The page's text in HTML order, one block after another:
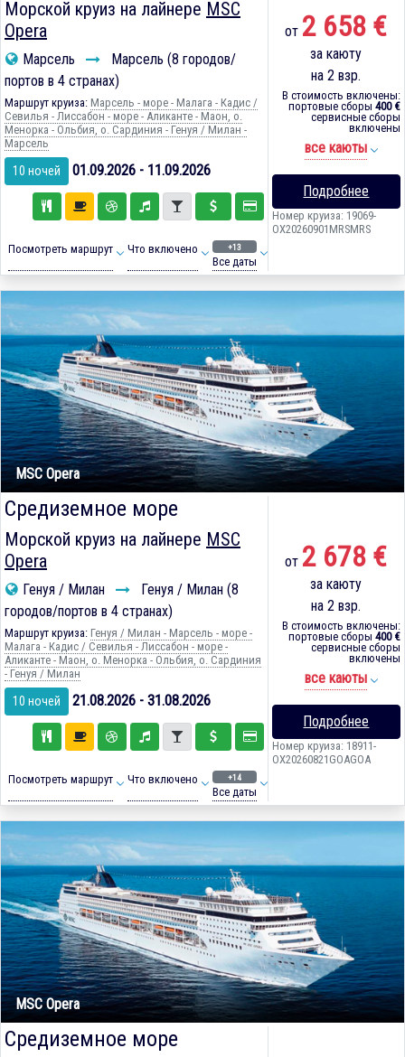
Морской круиз на лайнере MSC
Opera
Марсель
Марсель (8 городов/
портов в 4 странах)
Маршрут круиза: Марсель - море - Малага - Кадиc /
Севилья - Лиссабон - море - Аликанте - Маон, о.
Менорка - Ольбия, о. Сардиния - Генуя / Милан -
Марсель
10 ночей 01.09.2026 - 11.09.2026
Посмотреть маршрут Что включено +13
Все даты
от 2 658 €
за каюту
на 2 взр.
В стоимость включены:
портовые сборы 400 €
сервисные сборы
включены
все каюты
Подробнее
Номер круиза: 19069-
OX20260901MRSMRS
MSC Opera
Средиземное море
Морской круиз на лайнере MSC
Opera
Генуя / Милан
Генуя / Милан (8
городов/портов в 4 странах)
Маршрут круиза: Генуя / Милан - Марсель - море -
Малага - Кадиc / Севилья - Лиссабон - море -
Аликанте - Маон, о. Менорка - Ольбия, о. Сардиния
- Генуя / Милан
10 ночей 21.08.2026 - 31.08.2026
Посмотреть маршрут Что включено +14
Все даты
от 2 678 €
за каюту
на 2 взр.
В стоимость включены:
портовые сборы 400 €
сервисные сборы
включены
все каюты
Подробнее
Номер круиза: 18911-
OX20260821GOAGOA
MSC Opera
Средиземное море